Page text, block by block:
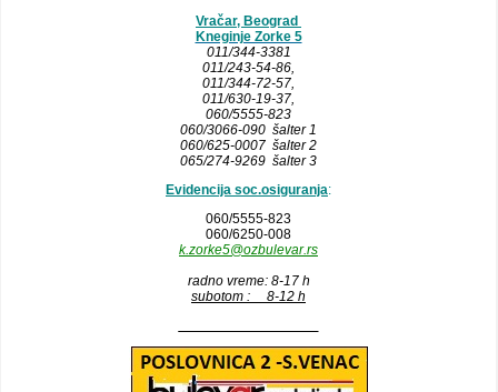
Vračar, Beograd
Kneginje Zorke 5
011/344-3381
011/243-54-86,
011/344-72-57,
011/630-19-37,
060/5555-823
060/3066-090 šalter 1
060/625-0007 šalter 2
065/274-9269 šalter 3
Evidencija soc.osiguranja:
060/5555-823
060/6250-008
k.zorke5@ozbulevar.rs
radno vreme: 8-17 h
subotom : 8-12 h